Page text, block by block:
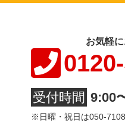
お気軽
受付時間 9:00
※日曜・祝日は050-